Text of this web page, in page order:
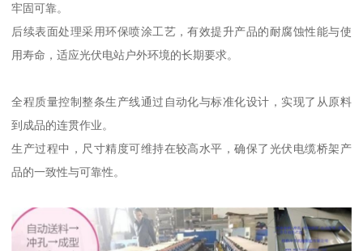
牢固可靠。
后续表面处理采用环保喷涂工艺，有效提升产品的耐腐蚀性能与使
用寿命，适应光伏电站户外环境的长期要求。
全程质量控制整条生产线通过自动化与标准化设计，实现了从原料
到成品的连贯作业。
生产过程中，尺寸精度可维持在较高水平，确保了光伏电缆桥架产
品的一致性与可靠性。